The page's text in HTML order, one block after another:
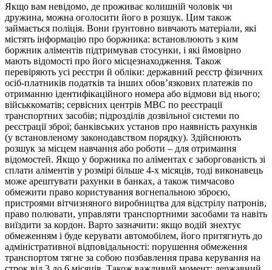
Якщо вам невідомо, де проживає колишній чоловік чи
дружина, можна оголосити його в розшук. Цим також
займається поліція. Вони ґрунтовно вивчають матеріали, які
містять інформацію про боржника: встановлюють з ким
боржник аліментів підтримував стосунки, і які ймовірно
мають відомості про його місцезнаходження. Також
перевіряють усі реєстри й обліки: державний реєстр фізичних
осіб-платників податків та інших обов’язкових платежів по
отриманню ідентифікаційного номера або відмови від нього;
військкоматів; сервісних центрів МВС по реєстрації
транспортних засобів; підрозділів дозвільної системи по
реєстрації зброї; банківських установ про наявність рахунків
(у встановленому законодавством порядку). Здійснюють
розшук за місцем навчання або роботи – для отримання
відомостей. Якщо у боржника по аліментах є заборгованість зі
сплати аліментів у розмірі більше 4-х місяців, тоді виконавець
може арештувати рахунки в банках, а також тимчасово
обмежити право користування вогнепальною зброєю,
пристроями вітчизняного виробництва для відстрілу патронів,
право полювати, управляти транспортними засобами та навіть
виїздити за кордон. Варто зазначити: якщо водій знехтує
обмеженням і буде керувати автомобілем, його притягнуть до
адміністративної відповідальності: порушення обмеження
транспортом тягне за собою позбавлення права керування на